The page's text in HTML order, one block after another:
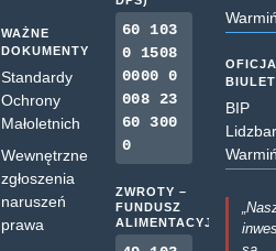
WAŻNE
DOKUMENTY
Standardy
Ochrony
Małoletnich
Wewnętrzne
zgłoszenia
naruszeń
prawa
60 103
0 1508
0000 0
008 23
60 300
0
ZWROTY –
FUNDUSZ
ALIMENTACYJNY
BIP